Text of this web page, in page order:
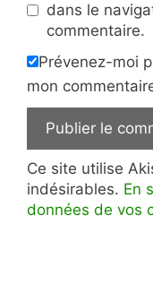
dans le
commentaire.
Prévenez-moi
mon
Ce site utilise
indésirables. En
données de vos